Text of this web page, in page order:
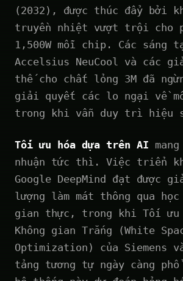
(2032), được thúc đẩy bởi
truyền nhiệt vượt trội cho
1,500W mỗi chip. Các sáng
Accelsius NeuCool và các
thế cho chất lỏng 3M đã
giải quyết các lo ngại về
trong khi vẫn duy trì hiệu
Tối ưu hóa dựa trên AI
nhuận tức thì. Việc triển
Google DeepMind đạt được
lượng làm mát thông qua
gian thực, trong khi Tối ưu
Không gian Trắng (White
Optimization) của Siemens
tảng tương tự ngày càng phổ